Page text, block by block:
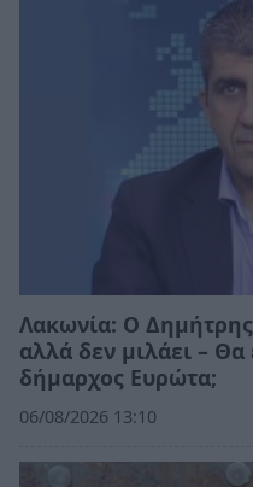
Λακωνία: Ο
αλλά δεν μιλάει –
δήμαρχος Ευρώτα;
06/08/2026 13:10